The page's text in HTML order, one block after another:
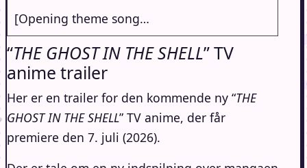
[Opening theme song…
“THE GHOST IN THE SHELL” TV
anime trailer
Her er en trailer for den kommende ny “THE
GHOST IN THE SHELL” TV anime, der får
premiere den 7. juli (2026).